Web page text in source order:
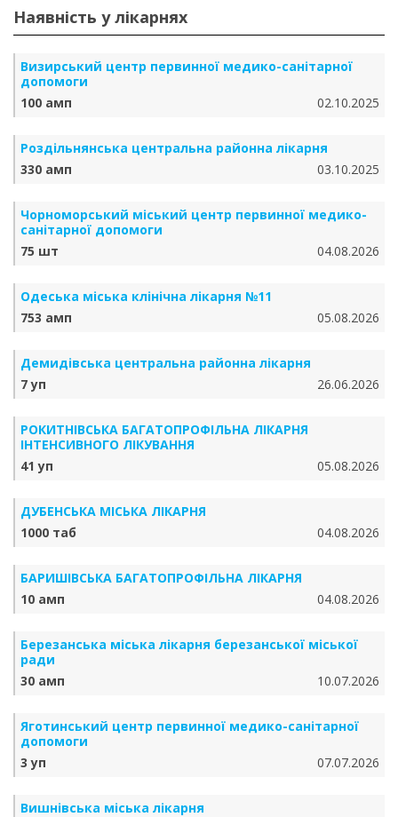
Наявність у лікарнях
Визирський центр первинної медико-санітарної
допомоги
100 амп
02.10.2025
Роздільнянська центральна районна лікарня
330 амп
03.10.2025
Чорноморський міський центр первинної медико-
санітарної допомоги
75 шт
04.08.2026
Одеська міська клінічна лікарня №11
753 амп
05.08.2026
Демидівська центральна районна лікарня
7 уп
26.06.2026
РОКИТНІВСЬКА БАГАТОПРОФІЛЬНА ЛІКАРНЯ
ІНТЕНСИВНОГО ЛІКУВАННЯ
41 уп
05.08.2026
ДУБЕНСЬКА МІСЬКА ЛІКАРНЯ
1000 таб
04.08.2026
БАРИШІВСЬКА БАГАТОПРОФІЛЬНА ЛІКАРНЯ
10 амп
04.08.2026
Березанська міська лікарня березанської міської
ради
30 амп
10.07.2026
Яготинський центр первинної медико-санітарної
допомоги
3 уп
07.07.2026
Вишнівська міська лікарня